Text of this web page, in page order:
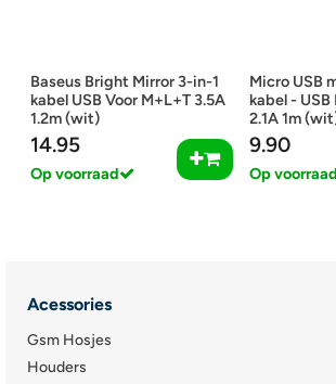
Baseus Bright Mirror 3-in-1
kabel USB Voor M+L+T 3.5A
1.2m (wit)
14.95
Op voorraad
Micro USB
kabel -
2.1A 1m
9.90
Op voorraad
Acessories
Gsm Hosjes
Houders